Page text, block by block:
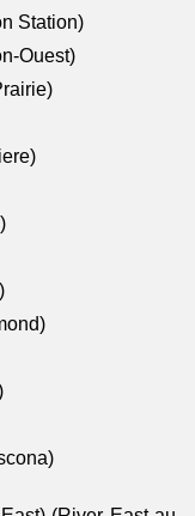
Station)
Ouest)